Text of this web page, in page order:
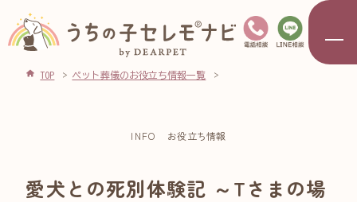
TOP ペット葬儀のお役立ち情報一覧
INFO お役立ち情報
愛犬との死別体験記 ～Tさまの場